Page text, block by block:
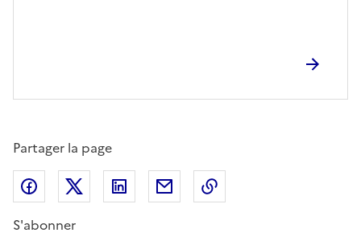
Partager la page
Partager sur Facebook
Partager sur X (anciennement Twitter)
Partager sur LinkedIn
Partager par email
S'abonner